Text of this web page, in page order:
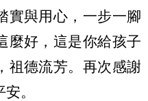
實與用心，一步一腳
麼好，這是你給孩子
祖德流芳。再次感謝
。